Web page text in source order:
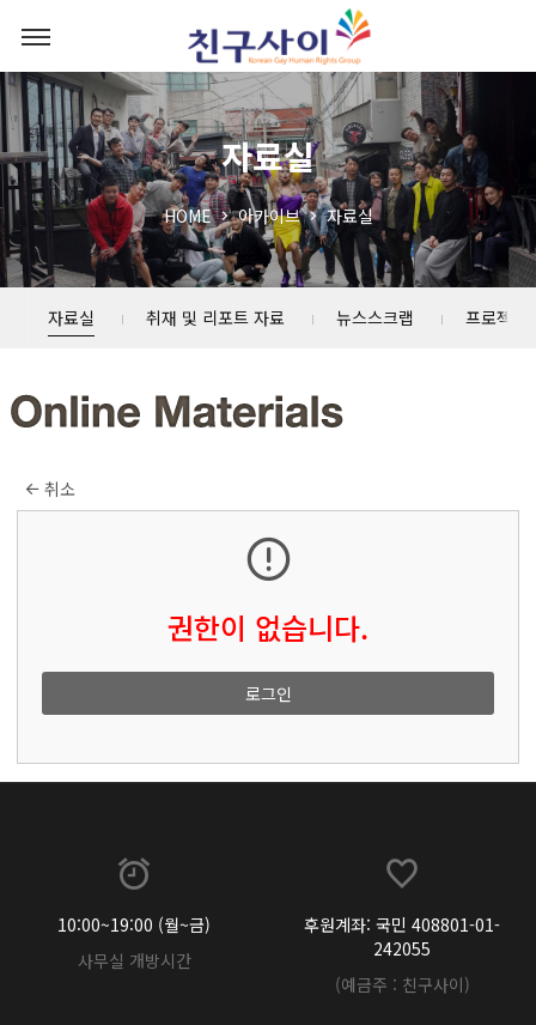
자료실
HOME 아카이브 자료실
자료실 취재 및 리포트 자료 뉴스스크랩 프로젝트
취소
권한이 없습니다.
로그인
10:00~19:00 (월~금)
사무실 개방시간
후원계좌: 국민 408801-01-
242055
(예금주 : 친구사이)